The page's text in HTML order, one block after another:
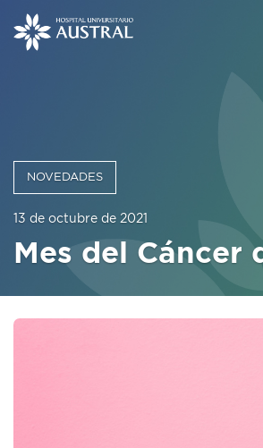
NOVEDADES
13 de octubre de 2021
Mes del Cáncer